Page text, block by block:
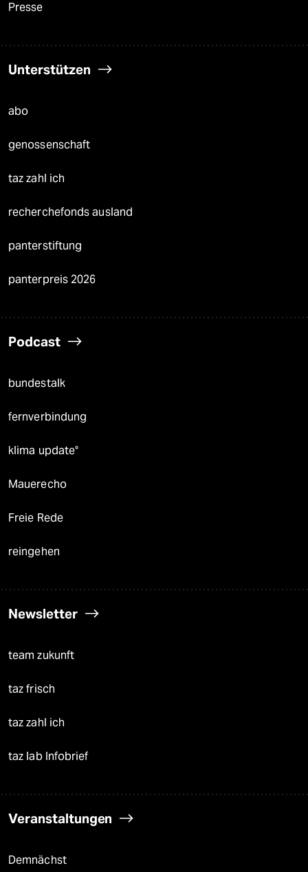
Presse
Unterstützen
abo
genossenschaft
taz zahl ich
recherchefonds ausland
panterstiftung
panterpreis 2026
Podcast
bundestalk
fernverbindung
klima update°
Mauerecho
Freie Rede
reingehen
Newsletter
team zukunft
taz frisch
taz zahl ich
taz lab Infobrief
Veranstaltungen
Demnächst